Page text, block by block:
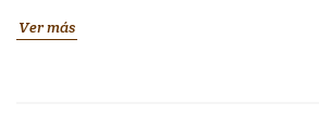
Ver más